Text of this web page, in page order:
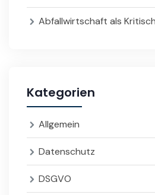
Abfallwirtschaft als
Kategorien
Allgemein
Datenschutz
DSGVO